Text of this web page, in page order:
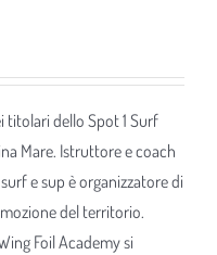
titolari dello Spot 1 Surf
Mare. Istruttore e coach
e sup è organizzatore di
del territorio.
Foil Academy si